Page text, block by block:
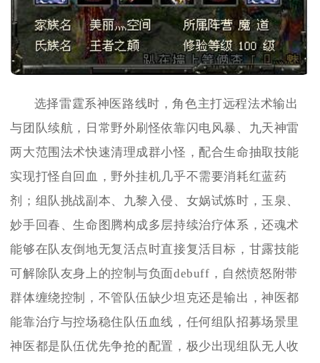
选择雷霆系神医路线时，角色主打远程法术输出
与团队续航，日常野外刷怪依靠闪电风暴、九天神雷
两大范围法术快速清理成群小怪，配合生命抽取技能
实现打怪自回血，野外挂机几乎不需要消耗红蓝药
剂；组队挑战副本、九黎入侵、女娲试炼时，玉泉、
妙手回春、生命图腾构成多层持续治疗体系，还魂术
能够在队友倒地无复活点时直接复活目标，甘露技能
可解除队友身上的控制与负面debuff，自然愤怒附带
群体缠绕控制，不管队伍缺少坦克还是输出，神医都
能靠治疗与控场稳住队伍血线，任何组队招募场景里
神医都是队伍优先争抢的配置，极少出现组队无人收